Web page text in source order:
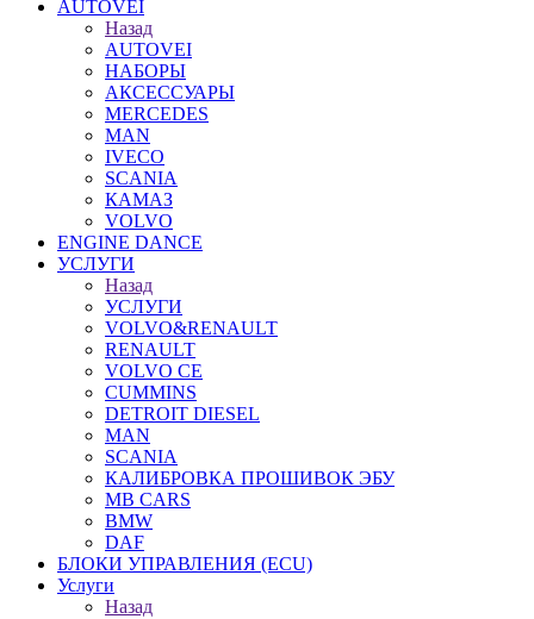
AUTOVEI
Назад
AUTOVEI
НАБОРЫ
АКСЕССУАРЫ
MERCEDES
MAN
IVECO
SCANIA
КАМАЗ
VOLVO
ENGINE DANCE
УСЛУГИ
Назад
УСЛУГИ
VOLVO&RENAULT
RENAULT
VOLVO CE
CUMMINS
DETROIT DIESEL
MAN
SCANIA
КАЛИБРОВКА ПРОШИВОК ЭБУ
MB CARS
BMW
DAF
БЛОКИ УПРАВЛЕНИЯ (ECU)
Услуги
Назад